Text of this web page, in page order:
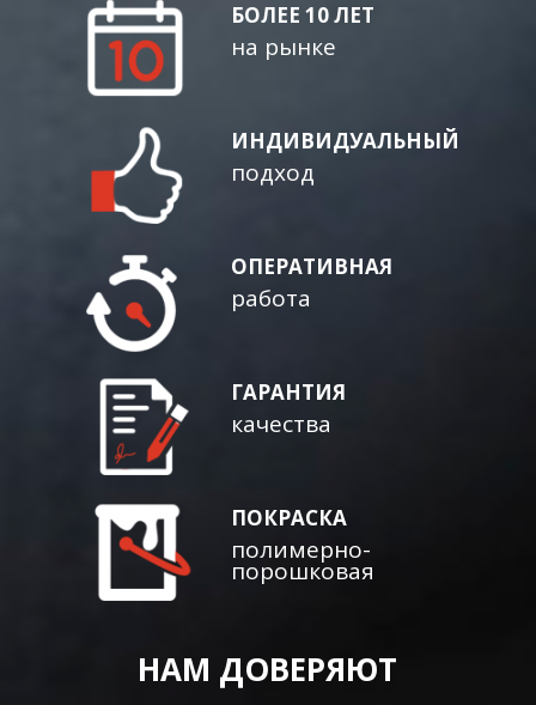
БОЛЕЕ 10 ЛЕТ
на рынке
ИНДИВИДУАЛЬНЫЙ
подход
ОПЕРАТИВНАЯ
работа
ГАРАНТИЯ
качества
ПОКРАСКА
полимерно-
порошковая
НАМ ДОВЕРЯЮТ